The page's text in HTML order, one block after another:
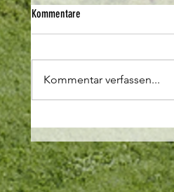
Kommentare
Kommentar verfassen...